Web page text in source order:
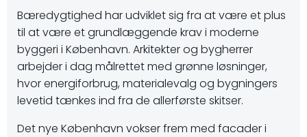
Bæredygtighed har udviklet sig fra at være et plus
til at være et grundlæggende krav i moderne
byggeri i København. Arkitekter og bygherrer
arbejder i dag målrettet med grønne løsninger,
hvor energiforbrug, materialevalg og bygningers
levetid tænkes ind fra de allerførste skitser.
Det nye København vokser frem med facader i